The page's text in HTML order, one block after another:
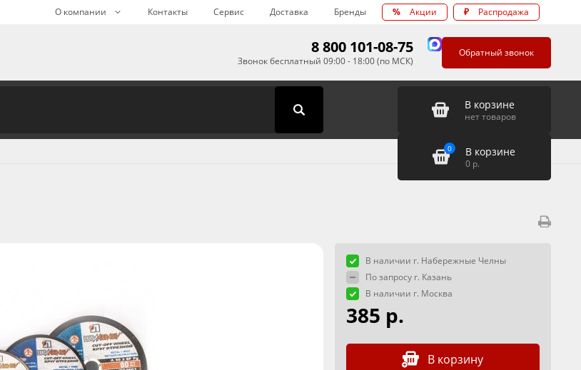
О компании Контакты Сервис Доставка Бренды % Акции ₽ Распродажа
8 800 101-08-75
Звонок бесплатный 09:00 - 18:00 (по МСК)
Обратный звонок
В корзине
нет товаров
0 В корзине
0 р.
В наличии г. Набережные Челны
По запросу г. Казань
В наличии г. Москва
385 р.
В корзину